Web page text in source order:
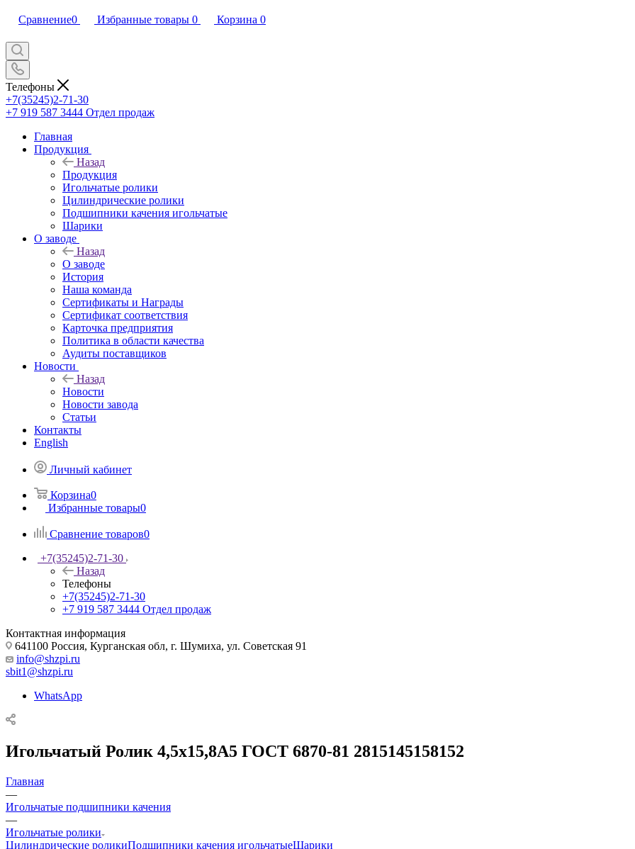
Сравнение0 Избранные товары 0 Корзина 0
Телефоны
+7(35245)2-71-30
+7 919 587 3444 Отдел продаж
Главная
Продукция
Назад
Продукция
Игольчатые ролики
Цилиндрические ролики
Подшипники качения игольчатые
Шарики
О заводе
Назад
О заводе
История
Наша команда
Сертификаты и Награды
Сертификат соответствия
Карточка предприятия
Политика в области качества
Аудиты поставщиков
Новости
Назад
Новости
Новости завода
Статьи
Контакты
English
Личный кабинет
Корзина0
Избранные товары0
Сравнение товаров0
+7(35245)2-71-30
Назад
Телефоны
+7(35245)2-71-30
+7 919 587 3444 Отдел продаж
Контактная информация
641100 Россия, Курганская обл, г. Шумиха, ул. Советская 91
info@shzpi.ru
sbit1@shzpi.ru
WhatsApp
Игольчатый Ролик 4,5х15,8А5 ГОСТ 6870-81 2815145158152
Главная
—
Игольчатые подшипники качения
—
Игольчатые ролики
Цилиндрические роликиПодшипники качения игольчатыеШарики